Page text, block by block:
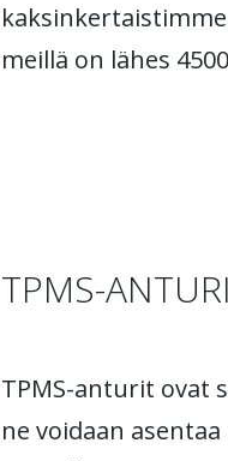
meillä on lähes
TPMS-
TPMS-anturit ovat
ne voidaan